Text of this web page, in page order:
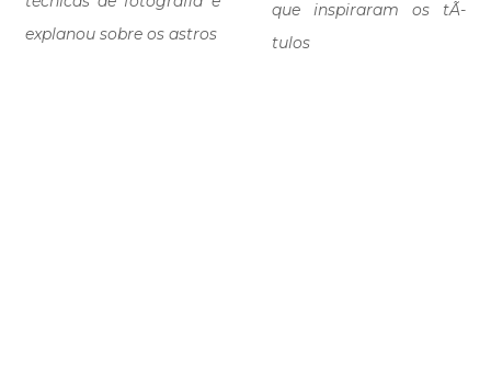
explanou sobre os astros
que inspiraram os tÃ­
tulos